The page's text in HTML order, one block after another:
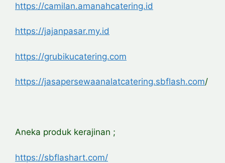
https://camilan.amanahcatering.id
https://jajanpasar.my.id
https://grubikucatering.com
https://jasapersewaanalatcatering.sbflash.com/
Aneka produk kerajinan ;
https://sbflashart.com/